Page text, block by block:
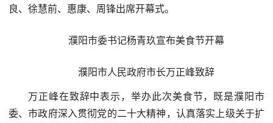
良、徐慧前、惠康、周锋出席开幕式。
濮阳市委书记杨青玖宣布美食节开幕
濮阳市人民政府市长万正峰致辞
万正峰在致辞中表示，举办此次美食节，既是濮阳市
委、市政府深入贯彻党的二十大精神，认真落实上级关于扩